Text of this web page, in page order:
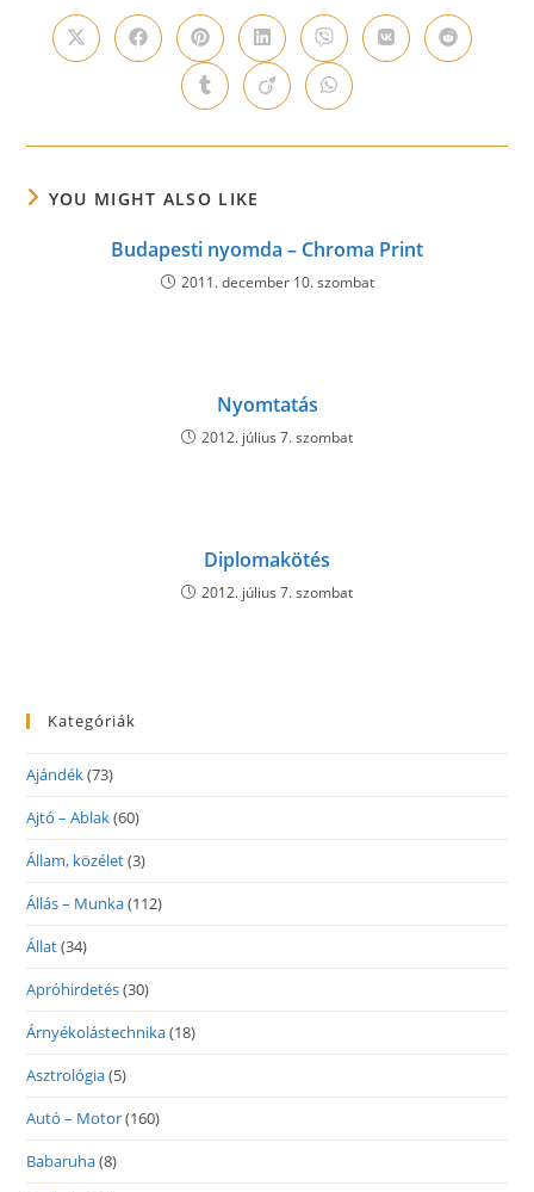
CONTENT
Opens
in
Opens
in
window
Opens
in
a
new
window
Opens
in
a
new
window
Opens
in
a
new
window
Opens
in
Opens
in
Opens
in
new
Opens
in
new
Opens
in
new
YOU MIGHT ALSO LIKE
Budapesti nyomda – Chroma Print
2011. december 10. szombat
Nyomtatás
2012. július 7. szombat
Diplomakötés
2012. július 7. szombat
Kategóriák
Ajándék(73)
Ajtó – Ablak(60)
Állam, közélet(3)
Állás – Munka(112)
Állat(34)
Apróhirdetés(30)
Árnyékolástechnika(18)
Asztrológia(5)
Autó – Motor(160)
Babaruha(8)